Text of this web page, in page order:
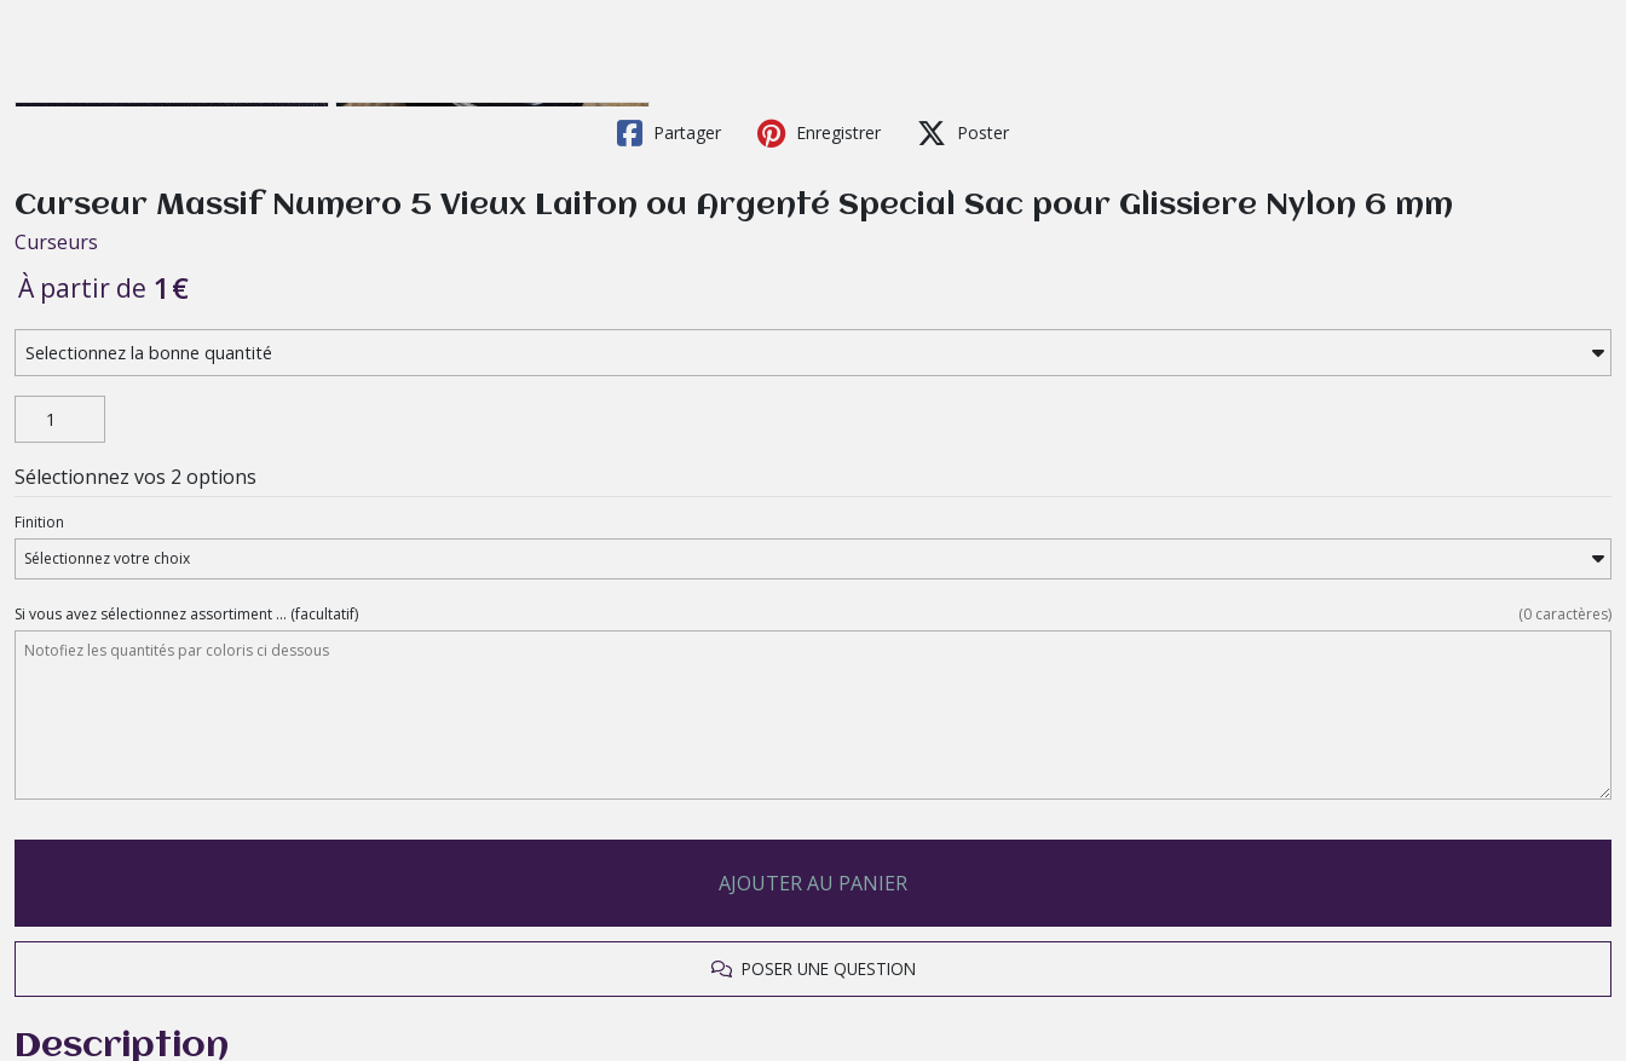
Partager Enregistrer Poster
Curseur Massif Numero 5 Vieux Laiton ou Argenté Special Sac pour Glissiere Nylon 6 mm
Curseurs
À partir de 1 €
Sélectionnez vos 2 options
Finition
Si vous avez sélectionnez assortiment ... (facultatif) (0 caractères)
AJOUTER AU PANIER
POSER UNE QUESTION
Description